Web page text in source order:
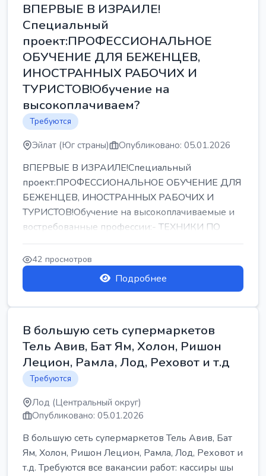
ВПЕРВЫЕ В ИЗРАИЛЕ!
Специальный
проект:ПРОФЕССИОНАЛЬНОЕ
ОБУЧЕНИЕ ДЛЯ БЕЖЕНЦЕВ,
ИНОСТРАННЫХ РАБОЧИХ И
ТУРИСТОВ!Обучение на
высокоплачиваем?
Требуются
Эйлат (Юг страны) Опубликовано: 05.01.2026
ВПЕРВЫЕ В ИЗРАИЛЕ!Специальный
проект:ПРОФЕССИОНАЛЬНОЕ ОБУЧЕНИЕ ДЛЯ
БЕЖЕНЦЕВ, ИНОСТРАННЫХ РАБОЧИХ И
ТУРИСТОВ!Обучение на высокоплачиваемые и
востребованные профессии:- ТЕХНИКИ ПО
РЕМОНТУ КОНДИЦИОНЕРОВ-...
42 просмотров
Подробнее
В большую сеть супермаркетов
Тель Авив, Бат Ям, Холон, Ришон
Лецион, Рамла, Лод, Реховот и т.д
Требуются
Лод (Центральный округ)
Опубликовано: 05.01.2026
В большую сеть супермаркетов Тель Авив, Бат
Ям, Холон, Ришон Лецион, Рамла, Лод, Реховот и
т.д. Требуются все вакансии работ: кассиры шы